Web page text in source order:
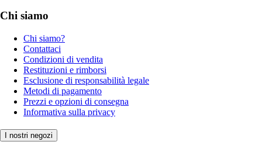
Chi siamo
Chi siamo?
Contattaci
Condizioni di vendita
Restituzioni e rimborsi
Esclusione di responsabilità legale
Metodi di pagamento
Prezzi e opzioni di consegna
Informativa sulla privacy
I nostri negozi